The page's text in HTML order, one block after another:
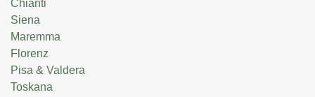
Chianti
Siena
Maremma
Florenz
Pisa & Valdera
Toskana